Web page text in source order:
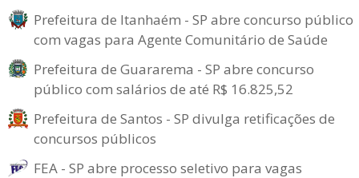
Prefeitura de Itanhaém - SP abre concurso público
com vagas para Agente Comunitário de Saúde
Prefeitura de Guararema - SP abre concurso
público com salários de até R$ 16.825,52
Prefeitura de Santos - SP divulga retificações de
concursos públicos
FEA - SP abre processo seletivo para vagas